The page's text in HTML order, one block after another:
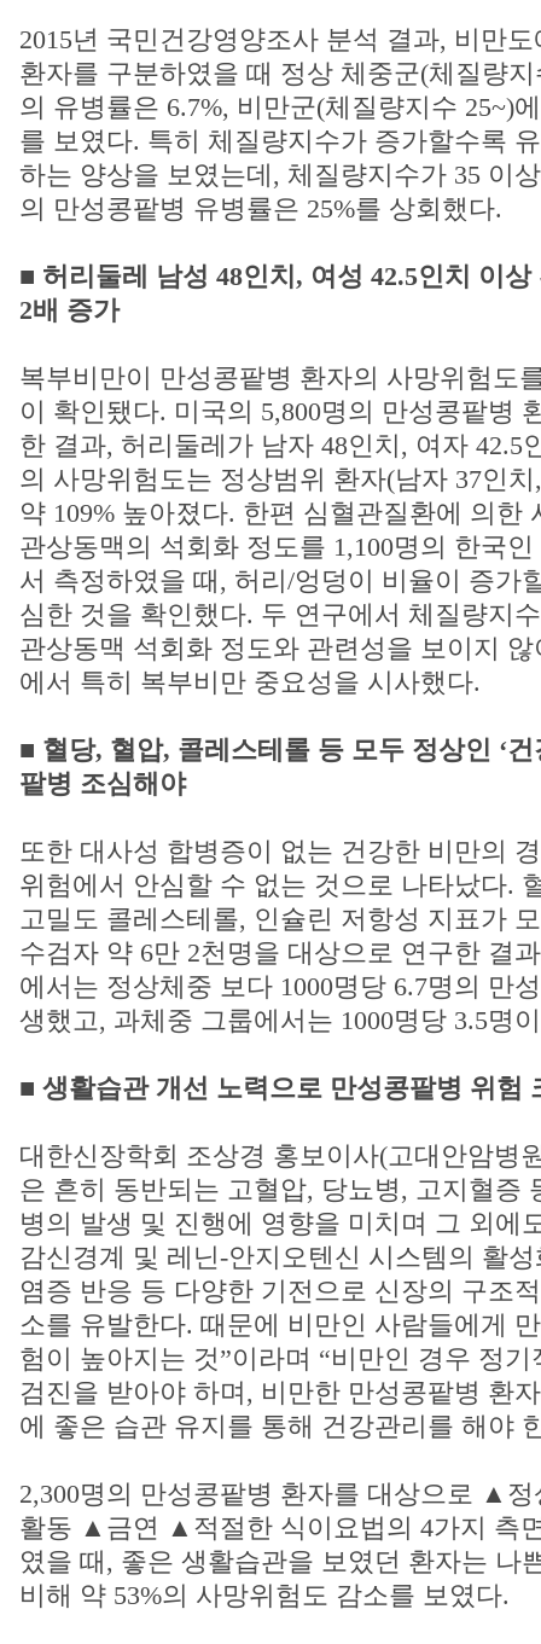
2015년 국민건강영양조사 분석 결과, 비만
환자를 구분하였을 때 정상 체중군(체질량지
의 유병률은 6.7%, 비만군(체질량지수 25~)
를 보였다. 특히 체질량지수가 증가할수록
하는 양상을 보였는데, 체질량지수가 35 이
의 만성콩팥병 유병률은 25%를 상회했다.
■ 허리둘레 남성 48인치, 여성 42.5인치 이
2배 증가
복부비만이 만성콩팥병 환자의 사망위험도
이 확인됐다. 미국의 5,800명의 만성콩팥병
한 결과, 허리둘레가 남자 48인치, 여자 42.5
의 사망위험도는 정상범위 환자(남자 37인
약 109% 높아졌다. 한편 심혈관질환에 의한
관상동맥의 석회화 정도를 1,100명의 한국
서 측정하였을 때, 허리/엉덩이 비율이 증가
심한 것을 확인했다. 두 연구에서 체질량지
관상동맥 석회화 정도와 관련성을 보이지
에서 특히 복부비만 중요성을 시사했다.
■ 혈당, 혈압, 콜레스테롤 등 모두 정상인 ‘
팥병 조심해야
또한 대사성 합병증이 없는 건강한 비만의
위험에서 안심할 수 없는 것으로 나타났다.
고밀도 콜레스테롤, 인슐린 저항성 지표가
수검자 약 6만 2천명을 대상으로 연구한 결
에서는 정상체중 보다 1000명당 6.7명의 만
생했고, 과체중 그룹에서는 1000명당 3.5명
■ 생활습관 개선 노력으로 만성콩팥병 위험
대한신장학회 조상경 홍보이사(고대안암병
은 흔히 동반되는 고혈압, 당뇨병, 고지혈증
병의 발생 및 진행에 영향을 미치며 그 외에
감신경계 및 레닌-안지오텐신 시스템의 활
염증 반응 등 다양한 기전으로 신장의 구조
소를 유발한다. 때문에 비만인 사람들에게
험이 높아지는 것”이라며 “비만인 경우 정
검진을 받아야 하며, 비만한 만성콩팥병 환
에 좋은 습관 유지를 통해 건강관리를 해야
2,300명의 만성콩팥병 환자를 대상으로 ▲
활동 ▲금연 ▲적절한 식이요법의 4가지 측
였을 때, 좋은 생활습관을 보였던 환자는 나
비해 약 53%의 사망위험도 감소를 보였다.